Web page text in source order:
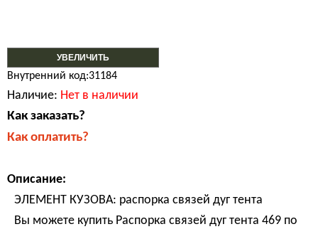
УВЕЛИЧИТЬ
Внутренний код:31184
Наличие: Нет в наличии
Как заказать?
Как оплатить?
Описание:
ЭЛЕМЕНТ КУЗОВА: распорка связей дуг тента
Вы можете купить Распорка связей дуг тента 469 по